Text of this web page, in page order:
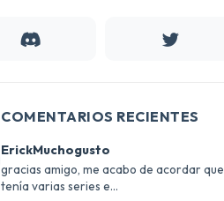
COMENTARIOS RECIENTES
ErickMuchogusto
gracias amigo, me acabo de acordar que
tenía varias series e...